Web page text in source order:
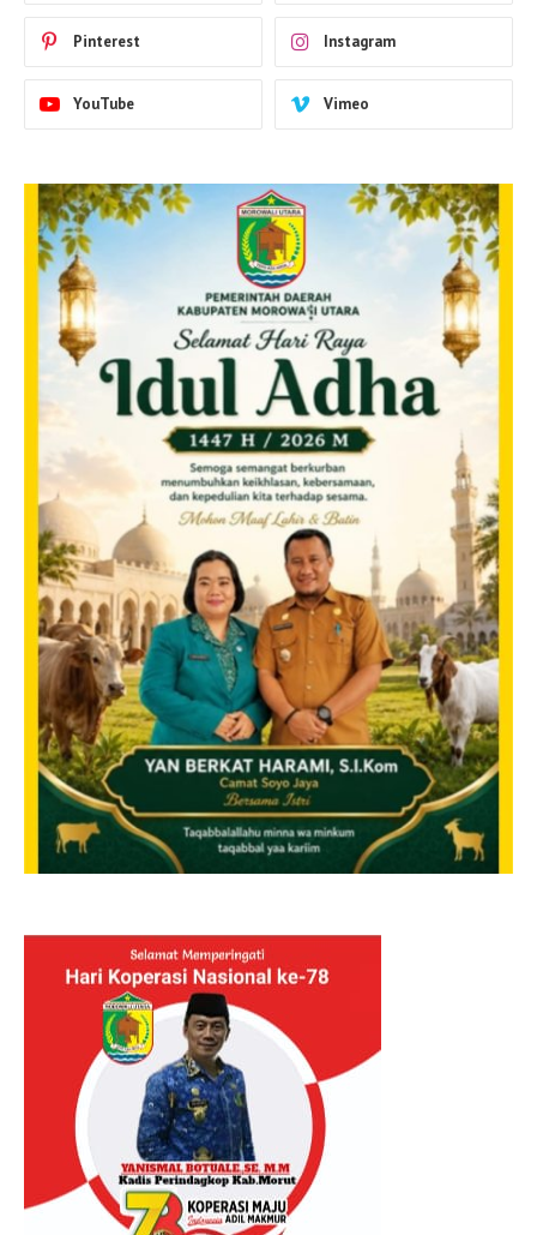
Pinterest Instagram
YouTube Vimeo